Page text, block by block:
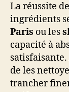
La réussite
ingrédients
Paris ou les
capacité à
de les
trancher